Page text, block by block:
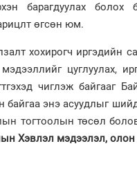
барагдуулах
өгсөн юм.
хохирогч иргэдийн
мэдээллийг цуглуулах,
чиглэж байгааг
байгаа энэ асуудлыг
тогтоолын төсөл
Хэвлэл мэдээлэл, олон